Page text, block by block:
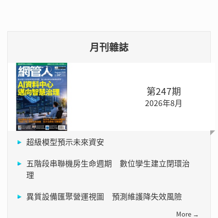
月刊雜誌
第247期
2026年8月
超級模型預示未來資安
五階段串聯機房生命週期 數位孿生建立閉環治
理
異質設備匯聚營運視圖 預測維護降失效風險
More →